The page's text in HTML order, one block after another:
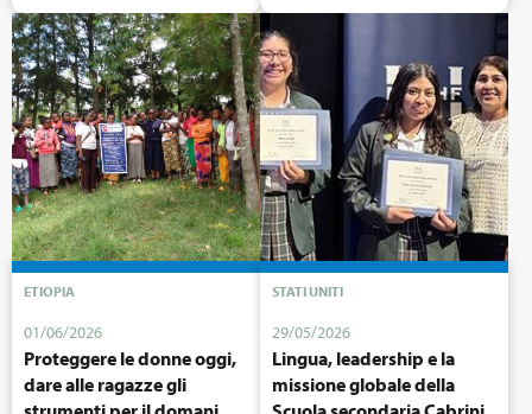
ETIOPIA
01/06/2026
Proteggere le donne oggi,
dare alle ragazze gli
STATI UNITI
29/05/2026
Lingua, leadership e la
missione globale della